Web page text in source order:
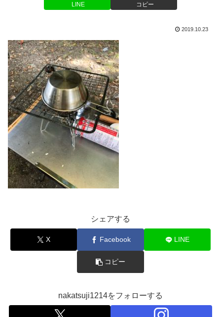
LINE コピー
2019.10.23
シェアする
X Facebook LINE
コピー
nakatsuji1214をフォローする